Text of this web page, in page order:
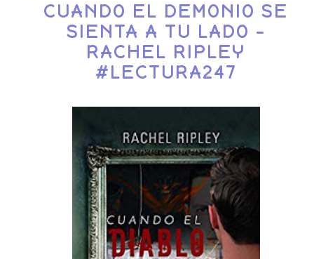
CUANDO EL DEMONIO SE
SIENTA A TU LADO -
RACHEL RIPLEY
#LECTURA247